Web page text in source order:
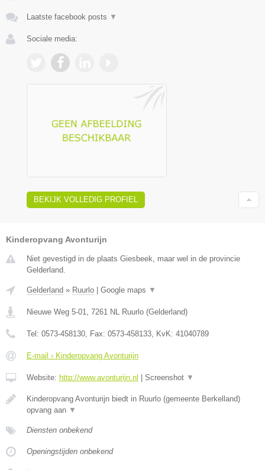
Laatste facebook posts ▼
Sociale media:
BEKIJK VOLLEDIG PROFIEL
Kinderopvang Avonturijn
Niet gevestigd in de plaats Giesbeek, maar wel in de provincie
Gelderland.
Gelderland » Ruurlo Google maps ▼
Nieuwe Weg 5-01, 7261 NL Ruurlo (Gelderland)
Tel: 0573-458130, Fax: 0573-458133, KvK: 41040789
E-mail › Kinderopvang Avonturijn
Website: http://www.avonturijn.nl Screenshot ▼
Kinderopvang Avonturijn biedt in Ruurlo (gemeente Berkelland)
opvang aan ▼
Diensten onbekend
Openingstijden onbekend